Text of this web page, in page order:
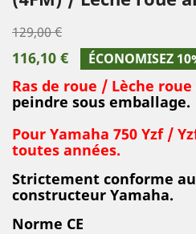
129,00 €
116,10 € ÉCONOMISEZ
Ras de roue / Lèche roue
peindre sous emballage.
Pour Yamaha 750 Yzf /
toutes années.
Strictement conforme
constructeur Yamaha.
Norme CE